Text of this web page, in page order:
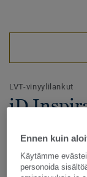
LVT-vinyylilankut
iD
iD Inspiration
jonka avulla
Ennen kuin
Käytämme
personoida